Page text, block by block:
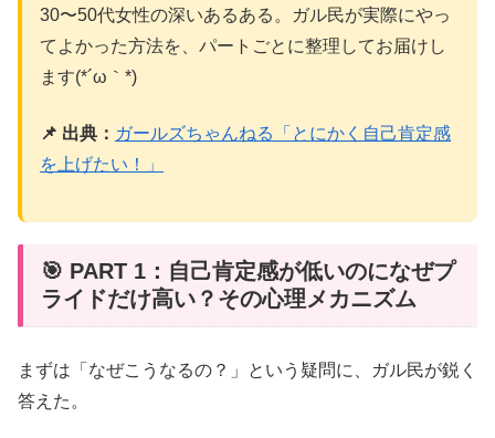
30〜50代女性の深いあるある。ガル民が実際にやっ
てよかった方法を、パートごとに整理してお届けし
ます(*´ω｀*)
📌 出典： ガールズちゃんねる「とにかく自己肯定感
を上げたい！」
🎯 PART 1：自己肯定感が低いのになぜプ
ライドだけ高い？その心理メカニズム
まずは「なぜこうなるの？」という疑問に、ガル民が鋭く
答えた。